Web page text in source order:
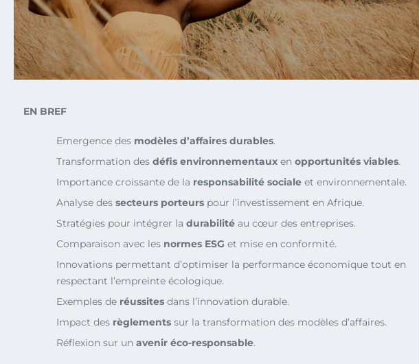
EN BREF
Emergence des modèles d’affaires durables.
Transformation des défis environnementaux en opportunités viables.
Importance croissante de la responsabilité sociale et environnementale.
Analyse des secteurs porteurs pour l’investissement en Afrique.
Stratégies pour intégrer la durabilité au cœur des entreprises.
Comparaison avec les normes ESG et mise en conformité.
Innovations permettant d’optimiser la performance économique tout en
respectant l’empreinte écologique.
Exemples de réussites dans l’innovation durable.
Impact des règlements sur la transformation des modèles d’affaires.
Réflexion sur un avenir éco-responsable.